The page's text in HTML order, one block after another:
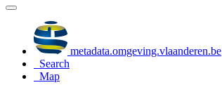
metadata.omgeving.vlaanderen.be
Search
Map